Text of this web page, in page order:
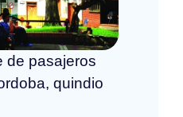
de pasajeros
quindio